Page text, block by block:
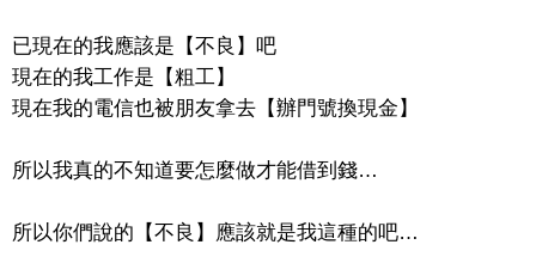
已現在的我應該是【不良】吧
現在的我工作是【粗工】
現在我的電信也被朋友拿去【辦門號換現金】
所以我真的不知道要怎麼做才能借到錢…
所以你們說的【不良】應該就是我這種的吧…